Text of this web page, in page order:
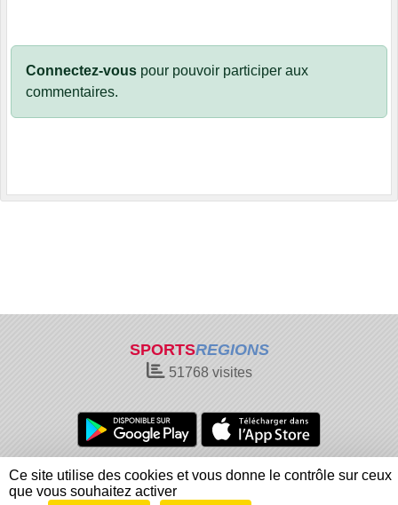
Connectez-vous pour pouvoir participer aux
commentaires.
SPORTSREGIONS
51768visites
Charte cookies
Gestion des cookies
Informations légales
Signaler un contenu inapproprié
Ce site utilise des cookies et vous donne le contrôle sur ceux
que vous souhaitez activer